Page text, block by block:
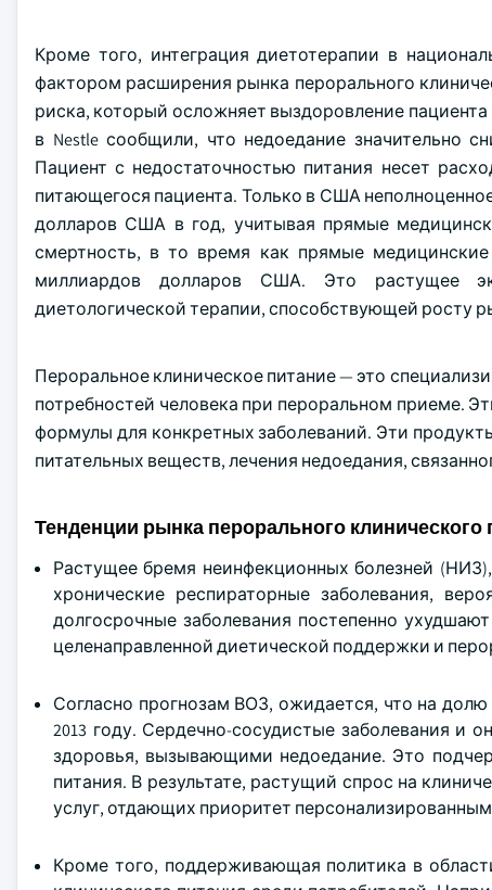
Кроме того, интеграция диетотерапии в
фактором расширения рынка перорального
риска, который осложняет выздоровление
в Nestle сообщили, что недоедание значительно
Пациент с недостаточностью питания несет
питающегося пациента. Только в США
долларов США в год, учитывая прямые
смертность, в то время как прямые
миллиардов долларов США. Это растущее
диетологической терапии, способствующей росту
Пероральное клиническое питание — это
потребностей человека при пероральном приеме.
формулы для конкретных заболеваний. Эти
питательных веществ, лечения недоедания,
Тенденции рынка перорального клинического
Растущее бремя неинфекционных болезней
хронические респираторные заболевания,
долгосрочные заболевания постепенно
целенаправленной диетической поддержки и
Согласно прогнозам ВОЗ, ожидается, что на
2013 году. Сердечно-сосудистые заболевания и
здоровья, вызывающими недоедание. Это
питания. В результате, растущий спрос на
услуг, отдающих приоритет
Кроме того, поддерживающая политика в